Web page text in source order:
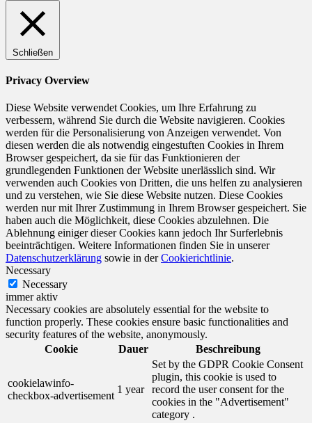
Schließen
Privacy Overview
Diese Website verwendet Cookies, um Ihre Erfahrung zu
verbessern, während Sie durch die Website navigieren. Cookies
werden für die Personalisierung von Anzeigen verwendet. Von
diesen werden die als notwendig eingestuften Cookies in Ihrem
Browser gespeichert, da sie für das Funktionieren der
grundlegenden Funktionen der Website unerlässlich sind. Wir
verwenden auch Cookies von Dritten, die uns helfen zu analysieren
und zu verstehen, wie Sie diese Website nutzen. Diese Cookies
werden nur mit Ihrer Zustimmung in Ihrem Browser gespeichert. Sie
haben auch die Möglichkeit, diese Cookies abzulehnen. Die
Ablehnung einiger dieser Cookies kann jedoch Ihr Surferlebnis
beeinträchtigen. Weitere Informationen finden Sie in unserer
Datenschutzerklärung sowie in derCookierichtlinie.
Necessary
Necessary
immer aktiv
Necessary cookies are absolutely essential for the website to
function properly. These cookies ensure basic functionalities and
security features of the website, anonymously.
Cookie
Dauer Beschreibung
cookielawinfo-
checkbox-advertisement
1 year
Set by the GDPR Cookie Consent
plugin, this cookie is used to
record the user consent for the
cookies in the "Advertisement"
category .